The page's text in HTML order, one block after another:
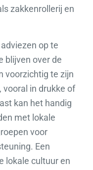
zakkenrollerij en
op te
blijven over de
voorzichtig te zijn
in drukke of
kan het handig
met lokale
voor
Een
lokale cultuur en